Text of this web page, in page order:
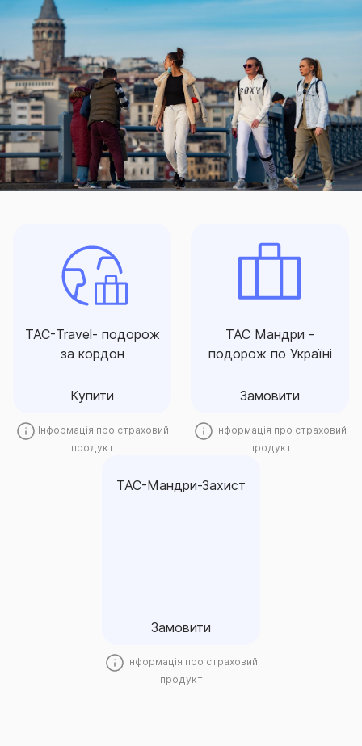
ТАС-Travel- подорож
за кордон
Купити
ТАС-Travel- подорож
за кордон
здоров’я та інших
негараздів під час поїздки
Інформація про страховий
продукт
ТАС Мандри -
подорож по Україні
Замовити
ТАС Мандри -
туристів, які подорожують
Україною.
Інформація про страховий
продукт
ТАС-Мандри-Захист
Замовити
Інформація про страховий
продукт